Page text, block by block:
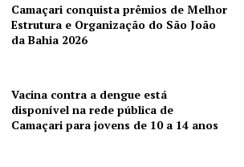
Camaçari conquista prêmios de Melhor
Estrutura e Organização do São João
da Bahia 2026
Vacina contra a dengue está
disponível na rede pública de
Camaçari para jovens de 10 a 14 anos